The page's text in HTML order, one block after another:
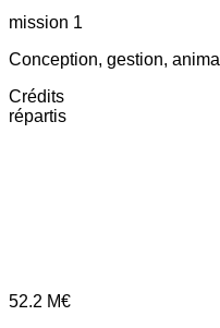
mission 1
Conception, gestion,
Crédits
répartis
52.2 M€